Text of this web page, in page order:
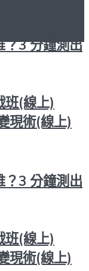
？3 分鐘測出
班(線上)
現術(線上)
？3 分鐘測出
班(線上)
現術(線上)